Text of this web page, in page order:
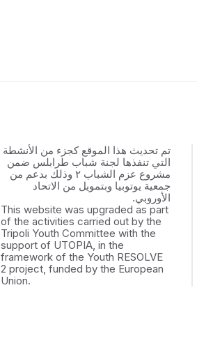
تم تحديث هذا الموقع كجزء من الأنشطة
التي تنفذها لجنة شباب طرابلس ضمن
مشروع عزم الشباب ٢ وذلك بدعم من
جمعية يوتوبيا وبتمويل من الاتحاد
الأوروبي.
This website was upgraded as part
of the activities carried out by the
Tripoli Youth Committee with the
support of UTOPIA, in the
framework of the Youth RESOLVE
2 project, funded by the European
Union.